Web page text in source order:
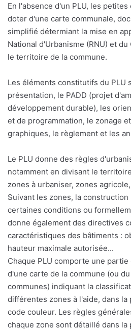
En l'absence d'un PLU, les
doter d'une carte communale,
simplifié détermiant la mise en
National d'Urbanisme (RNU) et
le territoire de la commune.
Les éléments constitutifs du PLU
présentation, le PADD (projet
développement durable), les
et de programmation, le zonage
graphiques, le règlement et les
Le PLU donne des règles
notamment en divisant le
zones à urbaniser, zones
Suivant les zones, la
certaines conditions ou
donne également des directives
caractéristiques des bâtiments :
hauteur maximale autorisée...
Chaque PLU comporte une
d'une carte de la commune (ou
communes) indiquant la
différentes zones à l'aide, dans la
code couleur. Les règles
chaque zone sont détaillé dans la